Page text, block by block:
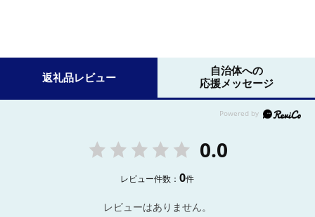
返礼品レビュー
自治体への
応援メッセージ
0.0
レビュー件数：0件
レビューはありません。